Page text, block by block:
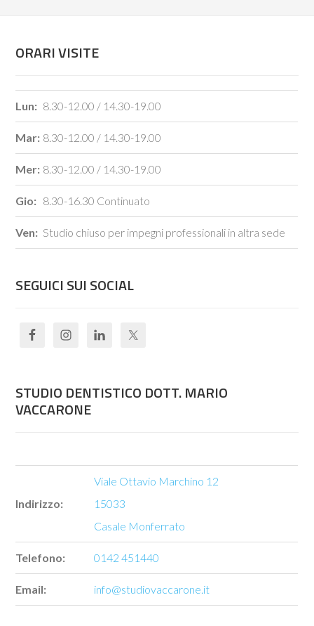
ORARI VISITE
Lun: 8.30-12.00 / 14.30-19.00
Mar: 8.30-12.00 / 14.30-19.00
Mer: 8.30-12.00 / 14.30-19.00
Gio: 8.30-16.30 Continuato
Ven: Studio chiuso per impegni professionali in altra sede
SEGUICI SUI SOCIAL
STUDIO DENTISTICO DOTT. MARIO
VACCARONE
Indirizzo:
Viale Ottavio Marchino 12
15033
Casale Monferrato
Telefono: 0142 451440
Email: info@studiovaccarone.it